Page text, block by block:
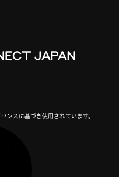
ンスに基づき使用されています。